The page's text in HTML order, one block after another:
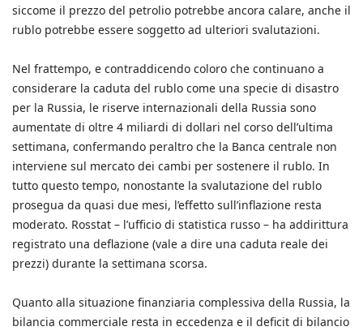
siccome il prezzo del petrolio potrebbe ancora calare, anche il
rublo potrebbe essere soggetto ad ulteriori svalutazioni.
Nel frattempo, e contraddicendo coloro che continuano a
considerare la caduta del rublo come una specie di disastro
per la Russia, le riserve internazionali della Russia sono
aumentate di oltre 4 miliardi di dollari nel corso dell’ultima
settimana, confermando peraltro che la Banca centrale non
interviene sul mercato dei cambi per sostenere il rublo. In
tutto questo tempo, nonostante la svalutazione del rublo
prosegua da quasi due mesi, l’effetto sull’inflazione resta
moderato. Rosstat – l’ufficio di statistica russo – ha addirittura
registrato una deflazione (vale a dire una caduta reale dei
prezzi) durante la settimana scorsa.
Quanto alla situazione finanziaria complessiva della Russia, la
bilancia commerciale resta in eccedenza e il deficit di bilancio